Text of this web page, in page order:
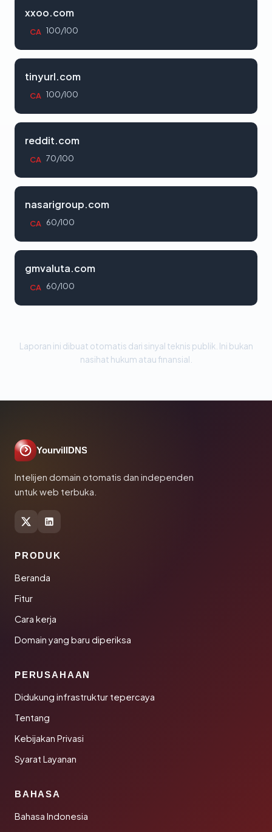
xxoo.com
CA 100/100
tinyurl.com
CA 100/100
reddit.com
CA 70/100
nasarigroup.com
CA 60/100
gmvaluta.com
CA 60/100
Laporan ini dibuat otomatis dari sinyal teknis publik. Ini bukan
nasihat hukum atau finansial.
YourvillDNS
Intelijen domain otomatis dan independen
untuk web terbuka.
PRODUK
Beranda
Fitur
Cara kerja
Domain yang baru diperiksa
PERUSAHAAN
Didukung infrastruktur tepercaya
Tentang
Kebijakan Privasi
Syarat Layanan
BAHASA
Bahasa Indonesia